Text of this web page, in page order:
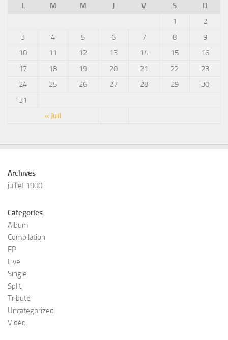
L
M M J V S D
« Juil
1
2
3
4 5 6 7 8
9
10
11 12 13 14 15
16
17
18 19 20 21 22
23
24
25 26 27 28 29
30
31
Archives
juillet 1900
Categories
Album
Compilation
EP
Live
Single
Split
Tribute
Uncategorized
Vidéo